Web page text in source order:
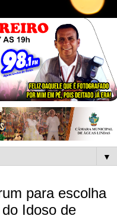
▼
para escolha
Idoso de